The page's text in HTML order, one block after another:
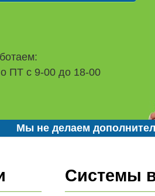
ПТ с 9-00 до 18-00
Мы не делаем
Системы